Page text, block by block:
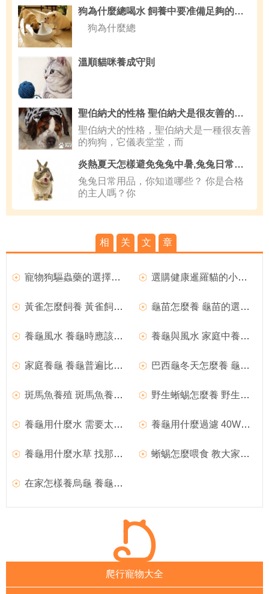
狗為什麼總喝水 飼養中要准備足夠的飲水
狗為什麼總
溫順貓咪養成守則
聖伯納犬的性格 聖伯納犬是很友善的狗狗
聖伯納犬的性格，聖伯納犬是一種很友善
的狗狗，它儀表堂堂，而
炎熱夏天怎樣避免兔兔中暑,兔兔日常用品
兔兔日常用品，你知道哪些？ 你是合格
的主人嗎？你
相 关 文 章
寵物狗驅蟲藥的選擇小技巧 選購健康暹羅貓的小技巧
黃雀怎麼飼養 黃雀飼養的小技巧 龜苗怎麼養 龜苗的選擇以及放養注意事項
養龜風水 養龜時應該注意下自己家的風水 養龜與風水 家庭中養龜寵的風水宜忌事項
家庭養龜 養龜普遍比較簡單適合家庭飼養 巴西龜冬天怎麼養 龜是會冬眠的兩棲動物
斑馬魚養殖 斑馬魚養殖的13個小技巧 野生蜥蜴怎麼養 野生蜥蜴的飼養小技巧
養龜用什麼水 需要太陽底下暴曬的自來水 養龜用什麼過濾 40W以下內置過濾即可
養龜用什麼水草 找那種便宜又耐活的水草 蜥蜴怎麼喂食 教大家蜥蜴喂食的小技巧
在家怎樣養烏龜 養龜水深一般比龜背稍高
爬行寵物大全